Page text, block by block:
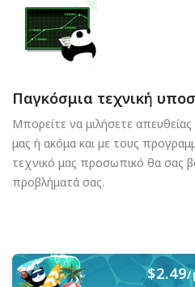
Παγκόσμια τεχνική
Μπορείτε να μιλήσετε
μας ή ακόμα και με τους
τεχνικό μας προσωπικό θα σας
προβλήματά σας.
$2.49/